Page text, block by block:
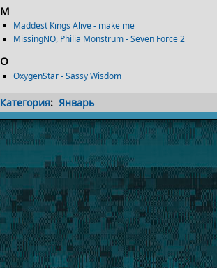
M
Maddest Kings Alive - make me
MissingNO, Philia Monstrum - Seven Force 2
O
OxygenStar - Sassy Wisdom
Категория: Январь